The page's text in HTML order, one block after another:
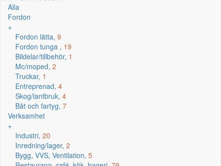
Alla
Fordon
+
Fordon lätta, 9
Fordon tunga , 19
Bildelar/tillbehör, 1
Mc/moped, 2
Truckar, 1
Entreprenad, 4
Skog/lantbruk, 4
Båt och fartyg, 7
Verksamhet
+
Industri, 20
Inredning/lager, 2
Bygg, VVS, Ventilation, 5